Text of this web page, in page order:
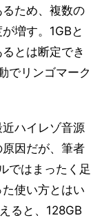
ため、複数の
増す。1GBと
とは断定でき
でリンゴマーク
ハイレゾ音源
因だが、筆者
ではまったく足
使い方とはい
ると、128GB